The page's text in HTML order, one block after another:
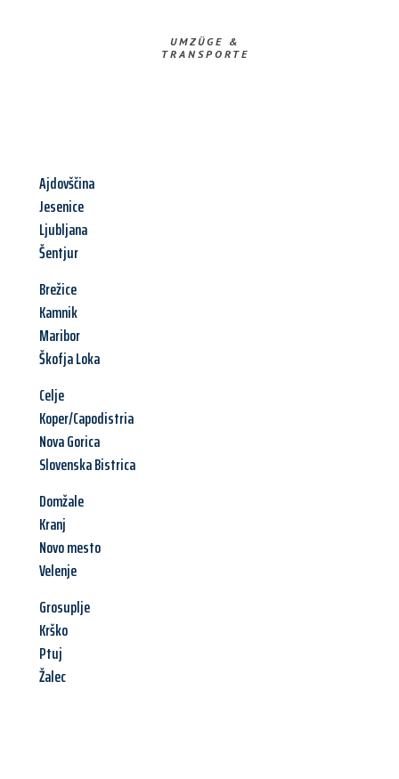
UMZÜGE &
TRANSPORTE
Ajdovščina
Jesenice
Ljubljana
Šentjur
Brežice
Kamnik
Maribor
Škofja Loka
Celje
Koper/Capodistria
Nova Gorica
Slovenska Bistrica
Domžale
Kranj
Novo mesto
Velenje
Grosuplje
Krško
Ptuj
Žalec